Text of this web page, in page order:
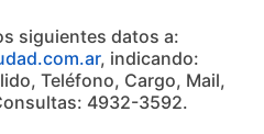
siguientes datos a:
, indicando:
Teléfono, Cargo, Mail,
4932-3592.